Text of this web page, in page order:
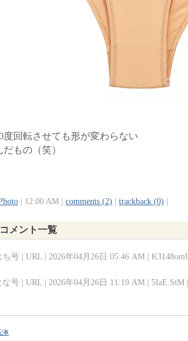
度回転させても形が変わらない
だもの（笑）
| 12:00 AM | comments (2) trackback (0)
コメント一覧
ち号 | URL | 2026年04月26日 05:46 AM |
な号 | URL | 2026年04月26日 11:19 AM | 5IaE.StM |
事